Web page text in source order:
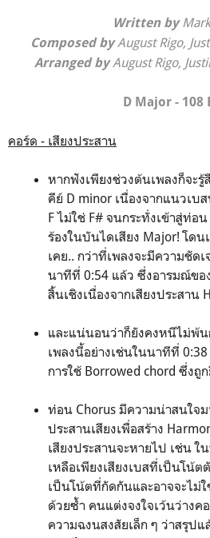
Written by
Composed byAugust Rigo,
Arranged by August Rigo,
D Major - 108
คอร์ด - เสียงประสาน
หากฟังเพียงช่วงต้นเพลงก็จะ
คีย์ D minor เนื่องจากแนวเบ
F ไม่ใช่ F# จนกระทั่งเข้าสู่ท่
ร้องในบันไดเสียง Major! โด
เคย.. กว่าที่เพลงจะมีความชัด
นาทีที่ 0:54 แล้ว ซึ่งอารมณ์ขอ
สิ้นเชิงเนื่องจากเสียงประสาน
และแน่นอนว่าก็ยังคงหนีไม่พ้น
เพลงนี้อย่างเช่นในนาทีที่
การใช้ Borrowed chord ซึ่ง
ท่อน Chorus มีความน่าสนใจม
ประสานเสียงเพื่อสร้าง
เสียงประสานจะหายไป เช่น
เหลือเพียงเสียงเบสที่เป็นโน้
เป็นโน้ตที่กัดกันและอาจจะไม่
ด้วยซ้ำ คนแต่งจงใจเว้นว่าง
ความฉงนสงสัยเล็ก ๆ ว่าสรุป